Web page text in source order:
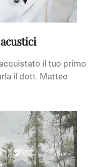
il tuo primo
il dott. Matteo